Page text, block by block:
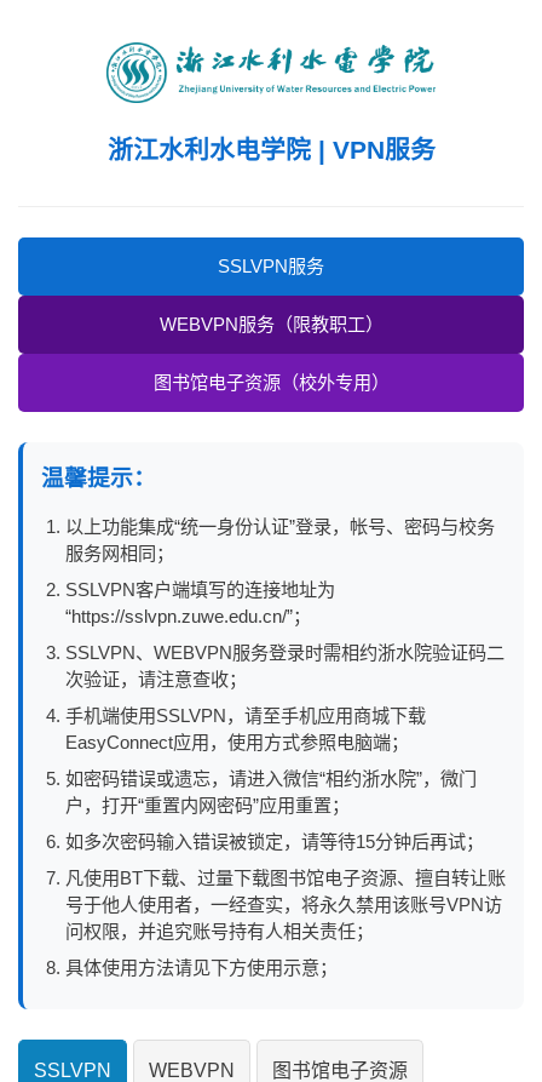
浙江水利水电学院 | VPN服务
SSLVPN服务
WEBVPN服务（限教职工）
图书馆电子资源（校外专用）
温馨提示：
以上功能集成“统一身份认证”登录，帐号、密码与校务
服务网相同；
SSLVPN客户端填写的连接地址为
“https://sslvpn.zuwe.edu.cn/”；
SSLVPN、WEBVPN服务登录时需相约浙水院验证码二
次验证，请注意查收；
手机端使用SSLVPN，请至手机应用商城下载
EasyConnect应用，使用方式参照电脑端；
如密码错误或遗忘，请进入微信“相约浙水院”，微门
户，打开“重置内网密码”应用重置；
如多次密码输入错误被锁定，请等待15分钟后再试；
凡使用BT下载、过量下载图书馆电子资源、擅自转让账
号于他人使用者，一经查实，将永久禁用该账号VPN访
问权限，并追究账号持有人相关责任；
具体使用方法请见下方使用示意；
SSLVPN WEBVPN 图书馆电子资源